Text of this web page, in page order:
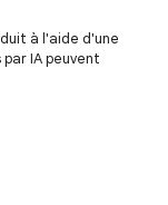
à l'aide d'une
IA peuvent